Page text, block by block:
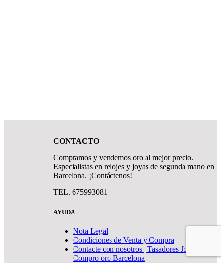
CONTACTO
Compramos y vendemos oro al mejor precio.
Especialistas en relojes y joyas de segunda mano en
Barcelona. ¡Contáctenos!
TEL. 675993081
AYUDA
Nota Legal
Condiciones de Venta y Compra
Contacte con nosotros | Tasadores Joyeros |
Compro oro Barcelona